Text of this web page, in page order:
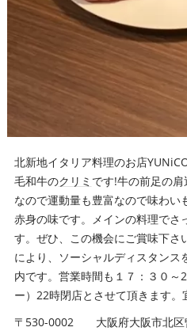
北新地イタリア料理のお店
毛和牛のクリミ です!牛の前足の
なので運動量も豊富なので味わい
赤身の味です。メインの料理でさ
す。ぜひ、この機会にご賞味下さ
により、ソーシャルディスタンス
内です。営業時間も１７：３０
ー）22時閉店とさせて頂きます。
〒530-0002 大阪府大阪市北区